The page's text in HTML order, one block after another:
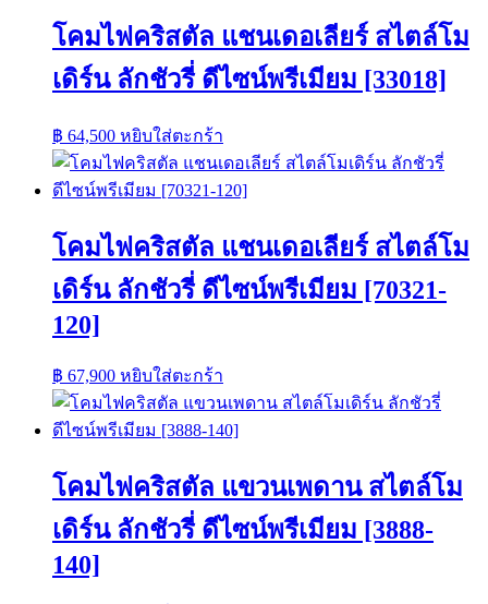
โคมไฟคริสตัล แชนเดอเลียร์ สไตล์โม
เดิร์น ลักชัวรี่ ดีไซน์พรีเมียม [33018]
฿ 64,500 หยิบใส่ตะกร้า
โคมไฟคริสตัล แชนเดอเลียร์ สไตล์โม
เดิร์น ลักชัวรี่ ดีไซน์พรีเมียม [70321-
120]
฿ 67,900 หยิบใส่ตะกร้า
โคมไฟคริสตัล แขวนเพดาน สไตล์โม
เดิร์น ลักชัวรี่ ดีไซน์พรีเมียม [3888-
140]